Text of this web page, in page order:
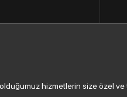
hizmetlerin size özel